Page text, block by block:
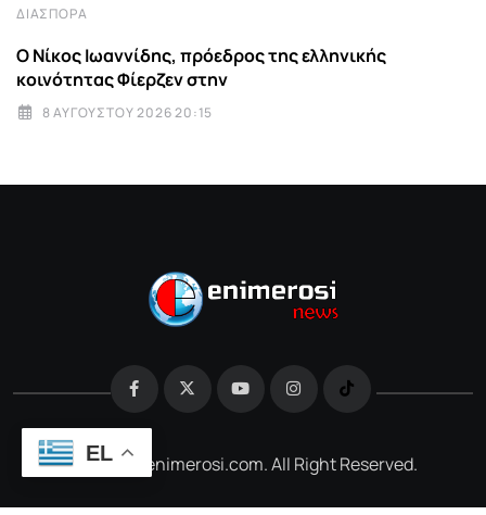
ΔΙΑΣΠΟΡΆ
Ο Νίκος Ιωαννίδης, πρόεδρος της ελληνικής
κοινότητας Φίερζεν στην
8 ΑΥΓΟΎΣΤΟΥ 2026 20:15
@2026 e-enimerosi.com. All Right Reserved.
EL